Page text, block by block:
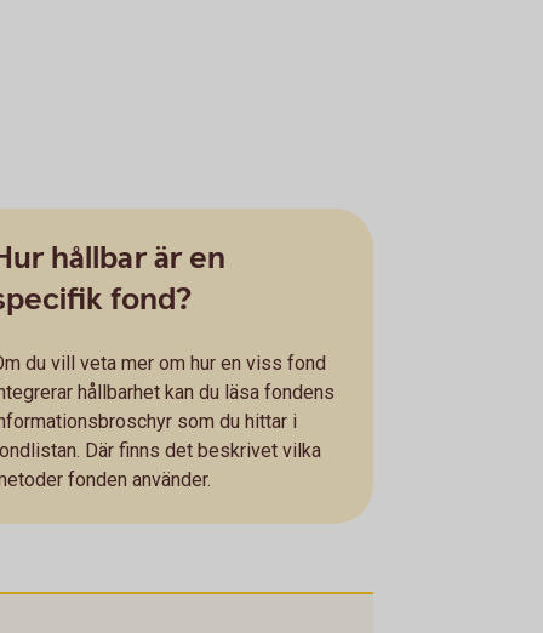
hållbar är en
fond?
du vill veta mer om hur en viss fond
hållbarhet kan du läsa fondens
som du hittar i
Där finns det beskrivet vilka
fonden använder.